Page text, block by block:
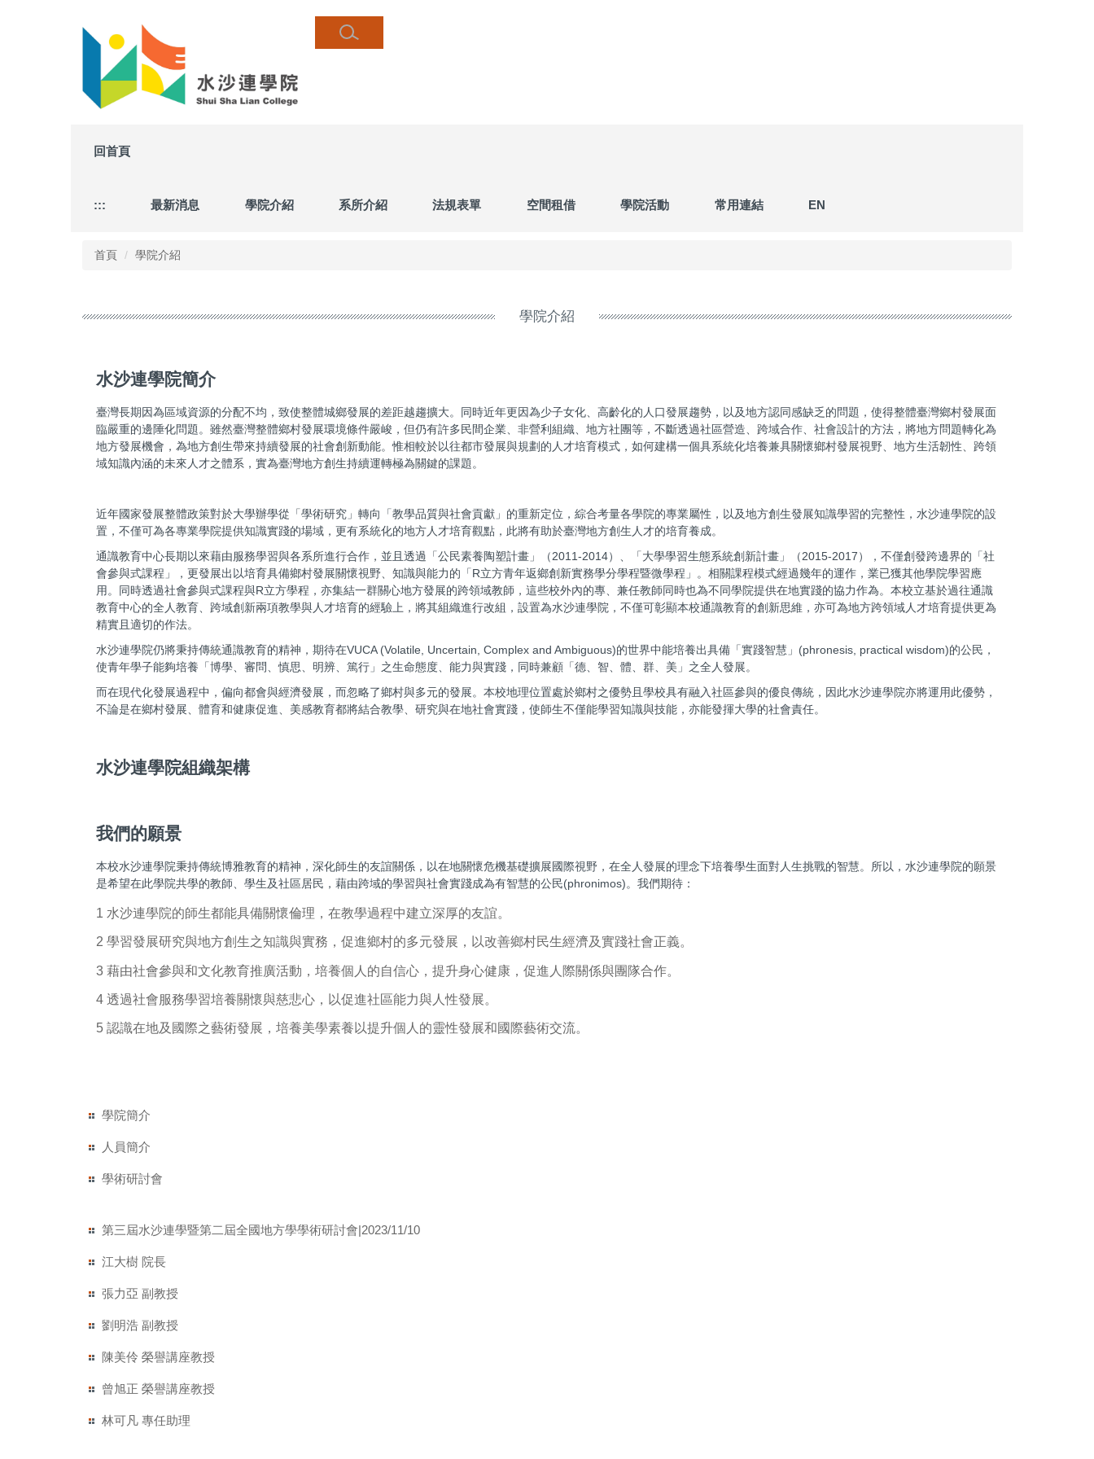
回首頁
::: 最新消息 學院介紹 系所介紹 法規表單 空間租借 學院活動 常用連結 EN
首頁 學院介紹
學院介紹
水沙連學院簡介
臺灣長期因為區域資源的分配不均，致使整體城鄉發展的差距越趨擴大。同時近年更因為少子女化、高齡化的人口發展趨勢，以及地方認同感缺乏的問題，使得整體臺灣鄉村發展面
臨嚴重的邊陲化問題。雖然臺灣整體鄉村發展環境條件嚴峻，但仍有許多民間企業、非營利組織、地方社團等，不斷透過社區營造、跨域合作、社會設計的方法，將地方問題轉化為
地方發展機會，為地方創生帶來持續發展的社會創新動能。惟相較於以往都市發展與規劃的人才培育模式，如何建構一個具系統化培養兼具關懷鄉村發展視野、地方生活韌性、跨領
域知識內涵的未來人才之體系，實為臺灣地方創生持續運轉極為關鍵的課題。
近年國家發展整體政策對於大學辦學從「學術研究」轉向「教學品質與社會貢獻」的重新定位，綜合考量各學院的專業屬性，以及地方創生發展知識學習的完整性，水沙連學院的設
置，不僅可為各專業學院提供知識實踐的場域，更有系統化的地方人才培育觀點，此將有助於臺灣地方創生人才的培育養成。
通識教育中心長期以來藉由服務學習與各系所進行合作，並且透過「公民素養陶塑計畫」（2011-2014）、「大學學習生態系統創新計畫」（2015-2017），不僅創發跨邊界的「社
會參與式課程」，更發展出以培育具備鄉村發展關懷視野、知識與能力的「R立方青年返鄉創新實務學分學程暨微學程」。相關課程模式經過幾年的運作，業已獲其他學院學習應
用。同時透過社會參與式課程與R立方學程，亦集結一群關心地方發展的跨領域教師，這些校外內的專、兼任教師同時也為不同學院提供在地實踐的協力作為。本校立基於過往通識
教育中心的全人教育、跨域創新兩項教學與人才培育的經驗上，將其組織進行改組，設置為水沙連學院，不僅可彰顯本校通識教育的創新思維，亦可為地方跨領域人才培育提供更為
精實且適切的作法。
水沙連學院仍將秉持傳統通識教育的精神，期待在VUCA (Volatile, Uncertain, Complex and Ambiguous)的世界中能培養出具備「實踐智慧」(phronesis, practical wisdom)的公民，
使青年學子能夠培養「博學、審問、慎思、明辨、篤行」之生命態度、能力與實踐，同時兼顧「德、智、體、群、美」之全人發展。
而在現代化發展過程中，偏向都會與經濟發展，而忽略了鄉村與多元的發展。本校地理位置處於鄉村之優勢且學校具有融入社區參與的優良傳統，因此水沙連學院亦將運用此優勢，
不論是在鄉村發展、體育和健康促進、美感教育都將結合教學、研究與在地社會實踐，使師生不僅能學習知識與技能，亦能發揮大學的社會責任。
水沙連學院組織架構
我們的願景
本校水沙連學院秉持傳統博雅教育的精神，深化師生的友誼關係，以在地關懷危機基礎擴展國際視野，在全人發展的理念下培養學生面對人生挑戰的智慧。所以，水沙連學院的願景
是希望在此學院共學的教師、學生及社區居民，藉由跨域的學習與社會實踐成為有智慧的公民(phronimos)。我們期待：
1 水沙連學院的師生都能具備關懷倫理，在教學過程中建立深厚的友誼。
2 學習發展研究與地方創生之知識與實務，促進鄉村的多元發展，以改善鄉村民生經濟及實踐社會正義。
3 藉由社會參與和文化教育推廣活動，培養個人的自信心，提升身心健康，促進人際關係與團隊合作。
4 透過社會服務學習培養關懷與慈悲心，以促進社區能力與人性發展。
5 認識在地及國際之藝術發展，培養美學素養以提升個人的靈性發展和國際藝術交流。
學院簡介
人員簡介
學術研討會
第三屆水沙連學暨第二屆全國地方學學術研討會|2023/11/10
江大樹 院長
張力亞 副教授
劉明浩 副教授
陳美伶 榮譽講座教授
曾旭正 榮譽講座教授
林可凡 專任助理